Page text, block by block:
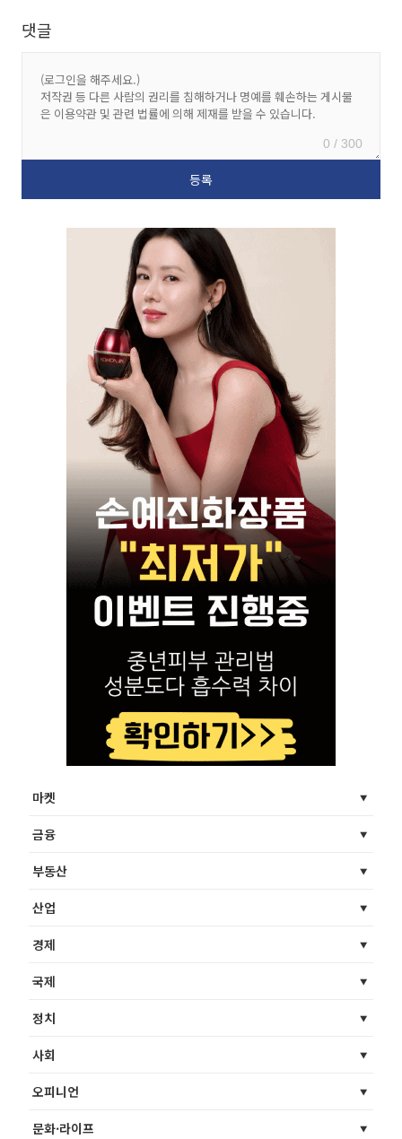
댓글
0 / 300
마켓
금융
부동산
산업
경제
국제
정치
사회
오피니언
문화·라이프